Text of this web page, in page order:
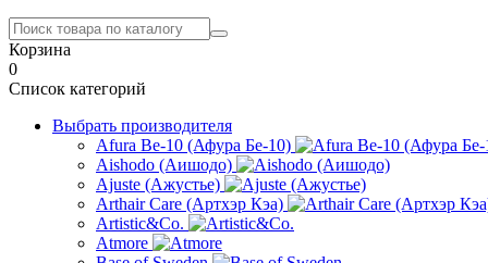
Корзина
0
Список категорий
Выбрать производителя
Afura Be-10 (Афура Бе-10)
Aishodo (Аишодо)
Ajuste (Ажустье)
Arthair Care (Артхэр Кэа)
Artistic&Co.
Atmore